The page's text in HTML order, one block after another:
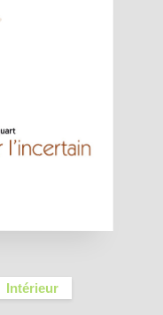
Intérieur